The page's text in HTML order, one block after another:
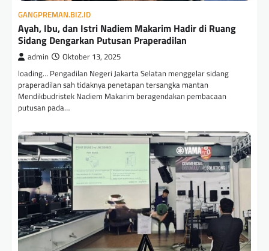
GANGPREMAN.BIZ.ID
Ayah, Ibu, dan Istri Nadiem Makarim Hadir di Ruang
Sidang Dengarkan Putusan Praperadilan
admin Oktober 13, 2025
loading… Pengadilan Negeri Jakarta Selatan menggelar sidang
praperadilan sah tidaknya penetapan tersangka mantan
Mendikbudristek Nadiem Makarim beragendakan pembacaan
putusan pada…